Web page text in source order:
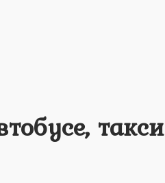
такси